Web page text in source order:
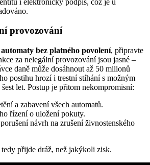
provozování
bez platného povolení, připravte
za nelegální provozování jsou jasné –
daně může dosáhnout až 50 milionů
postihu hrozí i trestní stíhání s možným
let. Postup je přitom nekompromisní:
a zabavení všech automatů.
řízení o uložení pokuty.
návrh na zrušení živnostenského
přijde dráž, než jakýkoli zisk.